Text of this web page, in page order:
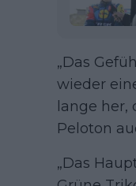
„Das
wieder
lange
Peloton
„Das